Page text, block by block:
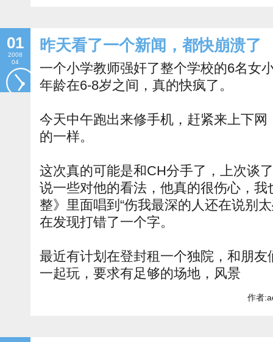
01
2008
04
昨天看了一个新闻，都快崩溃了
一个小学教师强奸了整个学校的6名女
年龄在6-8岁之间，真的快疯了。
今天中午跑出来修手机，赶紧来上下
的一样。
这次真的可能是和CH分手了，上次谈
说一些对他的看法，他真的很伤心，
整》里面唱到“伤我最深的人还在说别
在发现打错了一个字。
最近有计划在登封租一个独院，和朋
一起玩，要求有足够的场地，风景
作者